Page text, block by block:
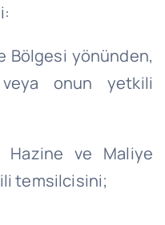
Bölgesi yönünden,
veya onun yetkili
Hazine ve Maliye
temsilcisini;